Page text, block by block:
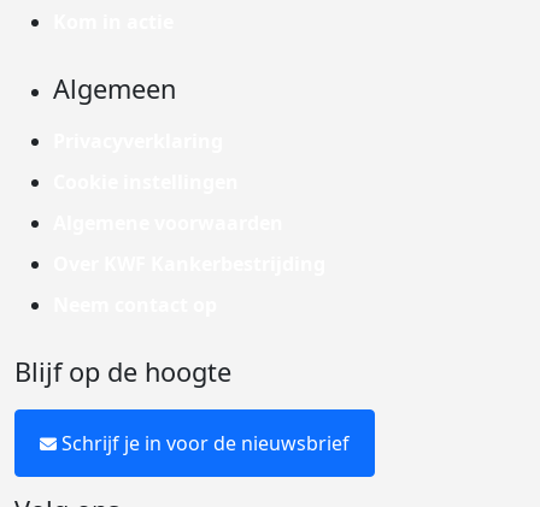
Algemeen
Blijf op de hoogte
Schrijf je in voor de nieuwsbrief